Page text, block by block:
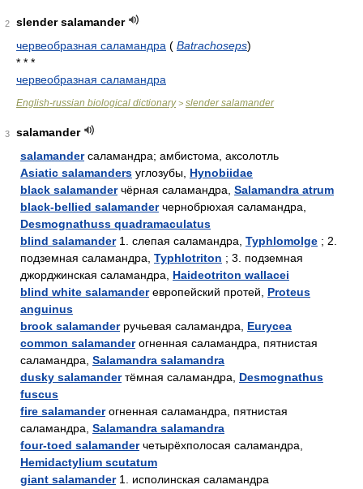
2
slender salamander
червеобразная саламандра ( Batrachoseps)
* * *
червеобразная саламандра
English-russian biological dictionary> slender salamander
3
salamander
salamander саламандра; амбистома, аксолотль
Asiatic salamanders углозубы, Hynobiidae
black salamander чёрная саламандра, Salamandra atrum
black-bellied salamander чернобрюхая саламандра,
Desmognathuss quadramaculatus
blind salamander 1. слепая саламандра, Typhlomolge ; 2.
подземная саламандра, Typhlotriton ; 3. подземная
джорджинская саламандра, Haideotriton wallacei
blind white salamander европейский протей, Proteus
anguinus
brook salamander ручьевая саламандра, Eurycea
common salamander огненная саламандра, пятнистая
саламандра, Salamandra salamandra
dusky salamander тёмная саламандра, Desmognathus
fuscus
fire salamander огненная саламандра, пятнистая
саламандра, Salamandra salamandra
four-toed salamander четырёхполосая саламандра,
Hemidactylium scutatum
giant salamander 1. исполинская саламандра